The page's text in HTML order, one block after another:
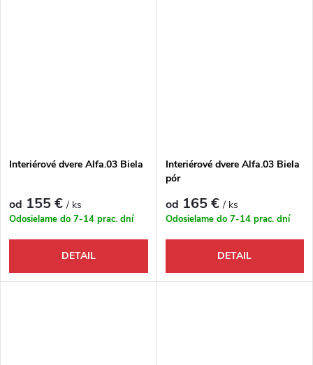
Interiérové dvere Alfa.03 Biela
od 155 €/ ks
Odosielame do 7-14 prac. dní
DETAIL
Interiérové dvere Alfa.03 Biela
pór
od 165 €/ ks
Odosielame do 7-14 prac. dní
DETAIL